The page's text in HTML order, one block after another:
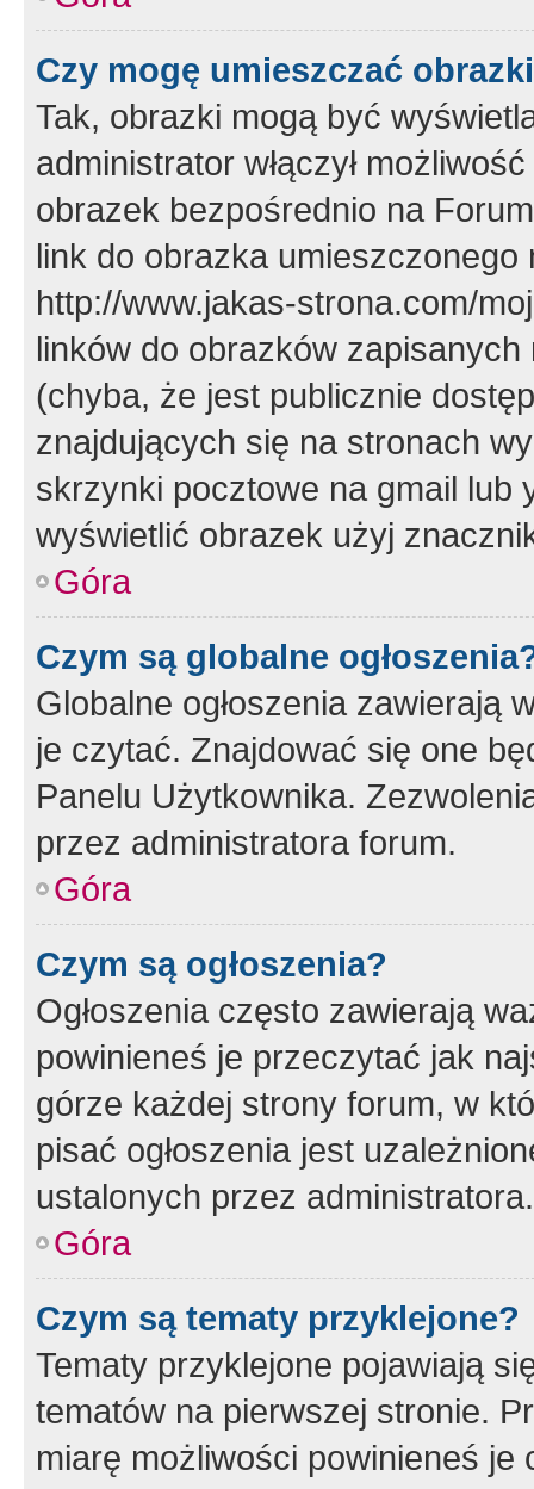
Czy mogę umieszczać
Tak, obrazki mogą być
administrator włączył
obrazek bezpośrednio na
link do obrazka
http://www.jakas-strona.com/
linków do obrazków
(chyba, że jest publicznie
znajdujących się na stronach
skrzynki pocztowe na gmail lub
wyświetlić obrazek użyj
Góra
Czym są globalne
Globalne ogłoszenia zawierają
je czytać. Znajdować się one
Panelu Użytkownika.
przez administratora forum.
Góra
Czym są ogłoszenia?
Ogłoszenia często zawierają
powinieneś je przeczytać jak
górze każdej strony forum, w
pisać ogłoszenia jest
ustalonych przez administratora.
Góra
Czym są tematy przyklejone?
Tematy przyklejone pojawiają
tematów na pierwszej stronie.
miarę możliwości powinieneś je